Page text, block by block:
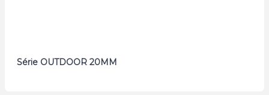
Série OUTDOOR 20MM